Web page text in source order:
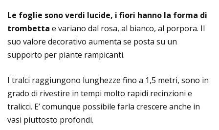
Le foglie sono verdi lucide, i fiori hanno la forma di
trombetta e variano dal rosa, al bianco, al porpora. Il
suo valore decorativo aumenta se posta su un
supporto per piante rampicanti.
I tralci raggiungono lunghezze fino a 1,5 metri, sono in
grado di rivestire in tempi molto rapidi recinzioni e
tralicci. E’ comunque possibile farla crescere anche in
vasi piuttosto profondi.